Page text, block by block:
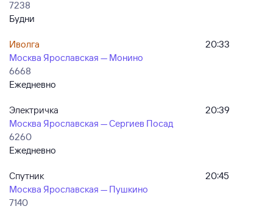
7238
Будни
Иволга
Москва Ярославская — Монино
6668
Ежедневно
20:33
Электричка
Москва Ярославская — Сергиев Посад
6260
Ежедневно
20:39
Спутник
Москва Ярославская — Пушкино
7140
20:45